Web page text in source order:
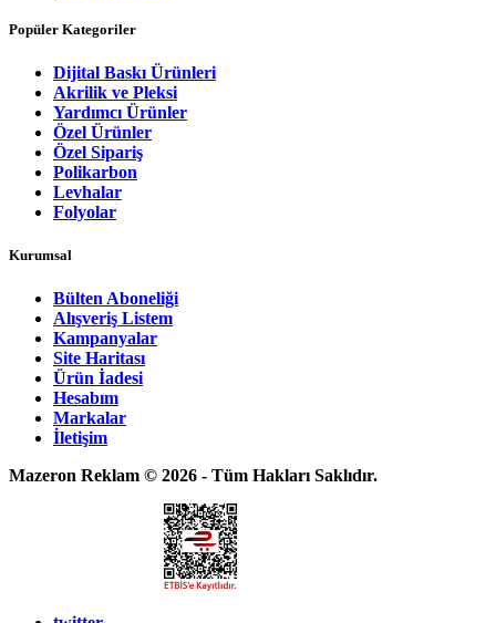
Popüler Kategoriler
Dijital Baskı Ürünleri
Akrilik ve Pleksi
Yardımcı Ürünler
Özel Ürünler
Özel Sipariş
Polikarbon
Levhalar
Folyolar
Kurumsal
Bülten Aboneliği
Alışveriş Listem
Kampanyalar
Site Haritası
Ürün İadesi
Hesabım
Markalar
İletişim
Mazeron Reklam © 2026 - Tüm Hakları Saklıdır.